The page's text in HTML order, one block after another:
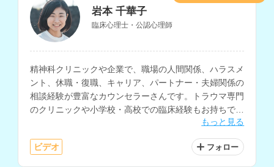
岩本 千華子
臨床心理士・公認心理師
精神科クリニックや企業で、職場の人間関係、ハラスメ
ント、休職・復職、キャリア、パートナー・夫婦関係の
相談経験が豊富なカウンセラーさんです。トラウマ専門
のクリニックや小学校・高校での臨床経験もお持ちで、
PTSD、自己理解、子育て等の相談も得意とされていま
す。
もっと見る
ビデオ フォロー